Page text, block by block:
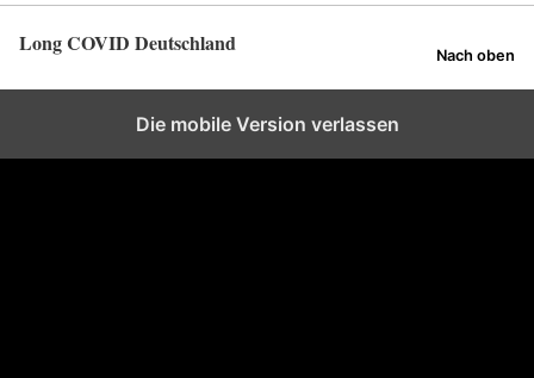
Long COVID Deutschland Nach oben
Die mobile Version verlassen